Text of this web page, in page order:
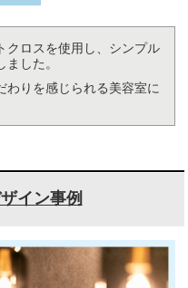
クロスを使用し、シンプル
した。
わりを感じられる美容室に
イン事例